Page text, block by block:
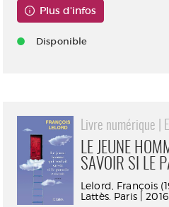
Plus d'infos
Disponible
Livre numérique |
LE JEUNE
SAVOIR SI LE
Lelord, François
Lattès. Paris | 2016